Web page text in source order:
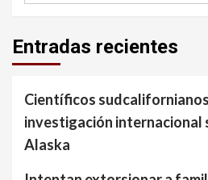
Entradas recientes
Científicos
investigación internacional
Alaska